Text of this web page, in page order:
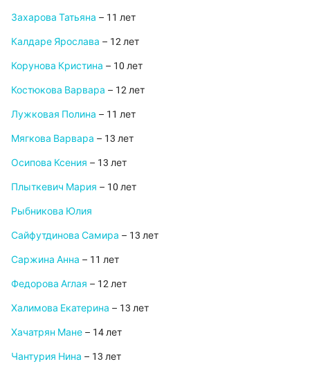
Захарова Татьяна – 11 лет
Калдаре Ярослава – 12 лет
Корунова Кристина – 10 лет
Костюкова Варвара – 12 лет
Лужковая Полина – 11 лет
Мягкова Варвара – 13 лет
Осипова Ксения – 13 лет
Плыткевич Мария – 10 лет
Рыбникова Юлия
Сайфутдинова Самира – 13 лет
Саржина Анна – 11 лет
Федорова Аглая – 12 лет
Халимова Екатерина – 13 лет
Хачатрян Мане – 14 лет
Чантурия Нина – 13 лет